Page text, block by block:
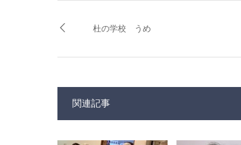
杜の学校 うめ
関連記事